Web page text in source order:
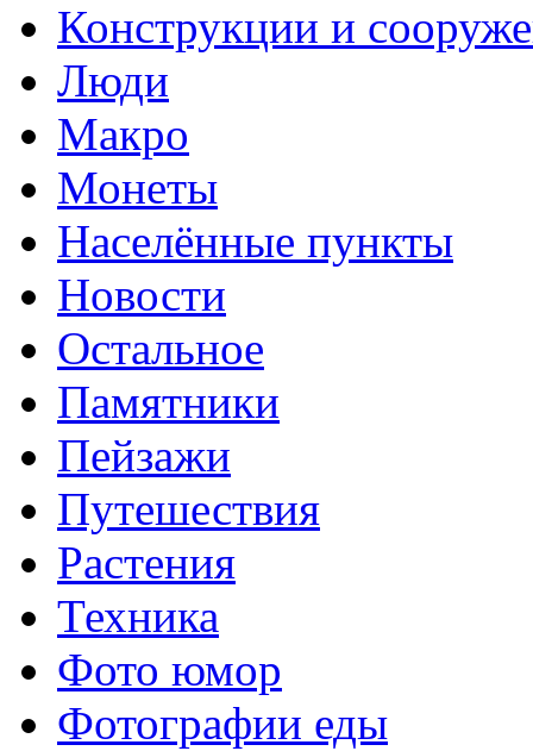
Конструкции и
Люди
Макро
Монеты
Населённые пункты
Новости
Остальное
Памятники
Пейзажи
Путешествия
Растения
Техника
Фото юмор
Фотографии еды